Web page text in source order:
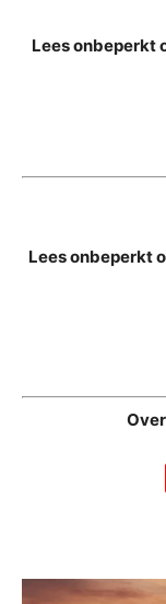
Lees onbeperkt
Lees onbeperkt